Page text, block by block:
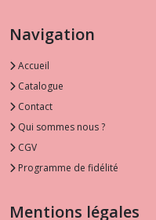
Navigation
Accueil
Catalogue
Contact
Qui sommes nous ?
CGV
Programme de fidélité
Mentions légales